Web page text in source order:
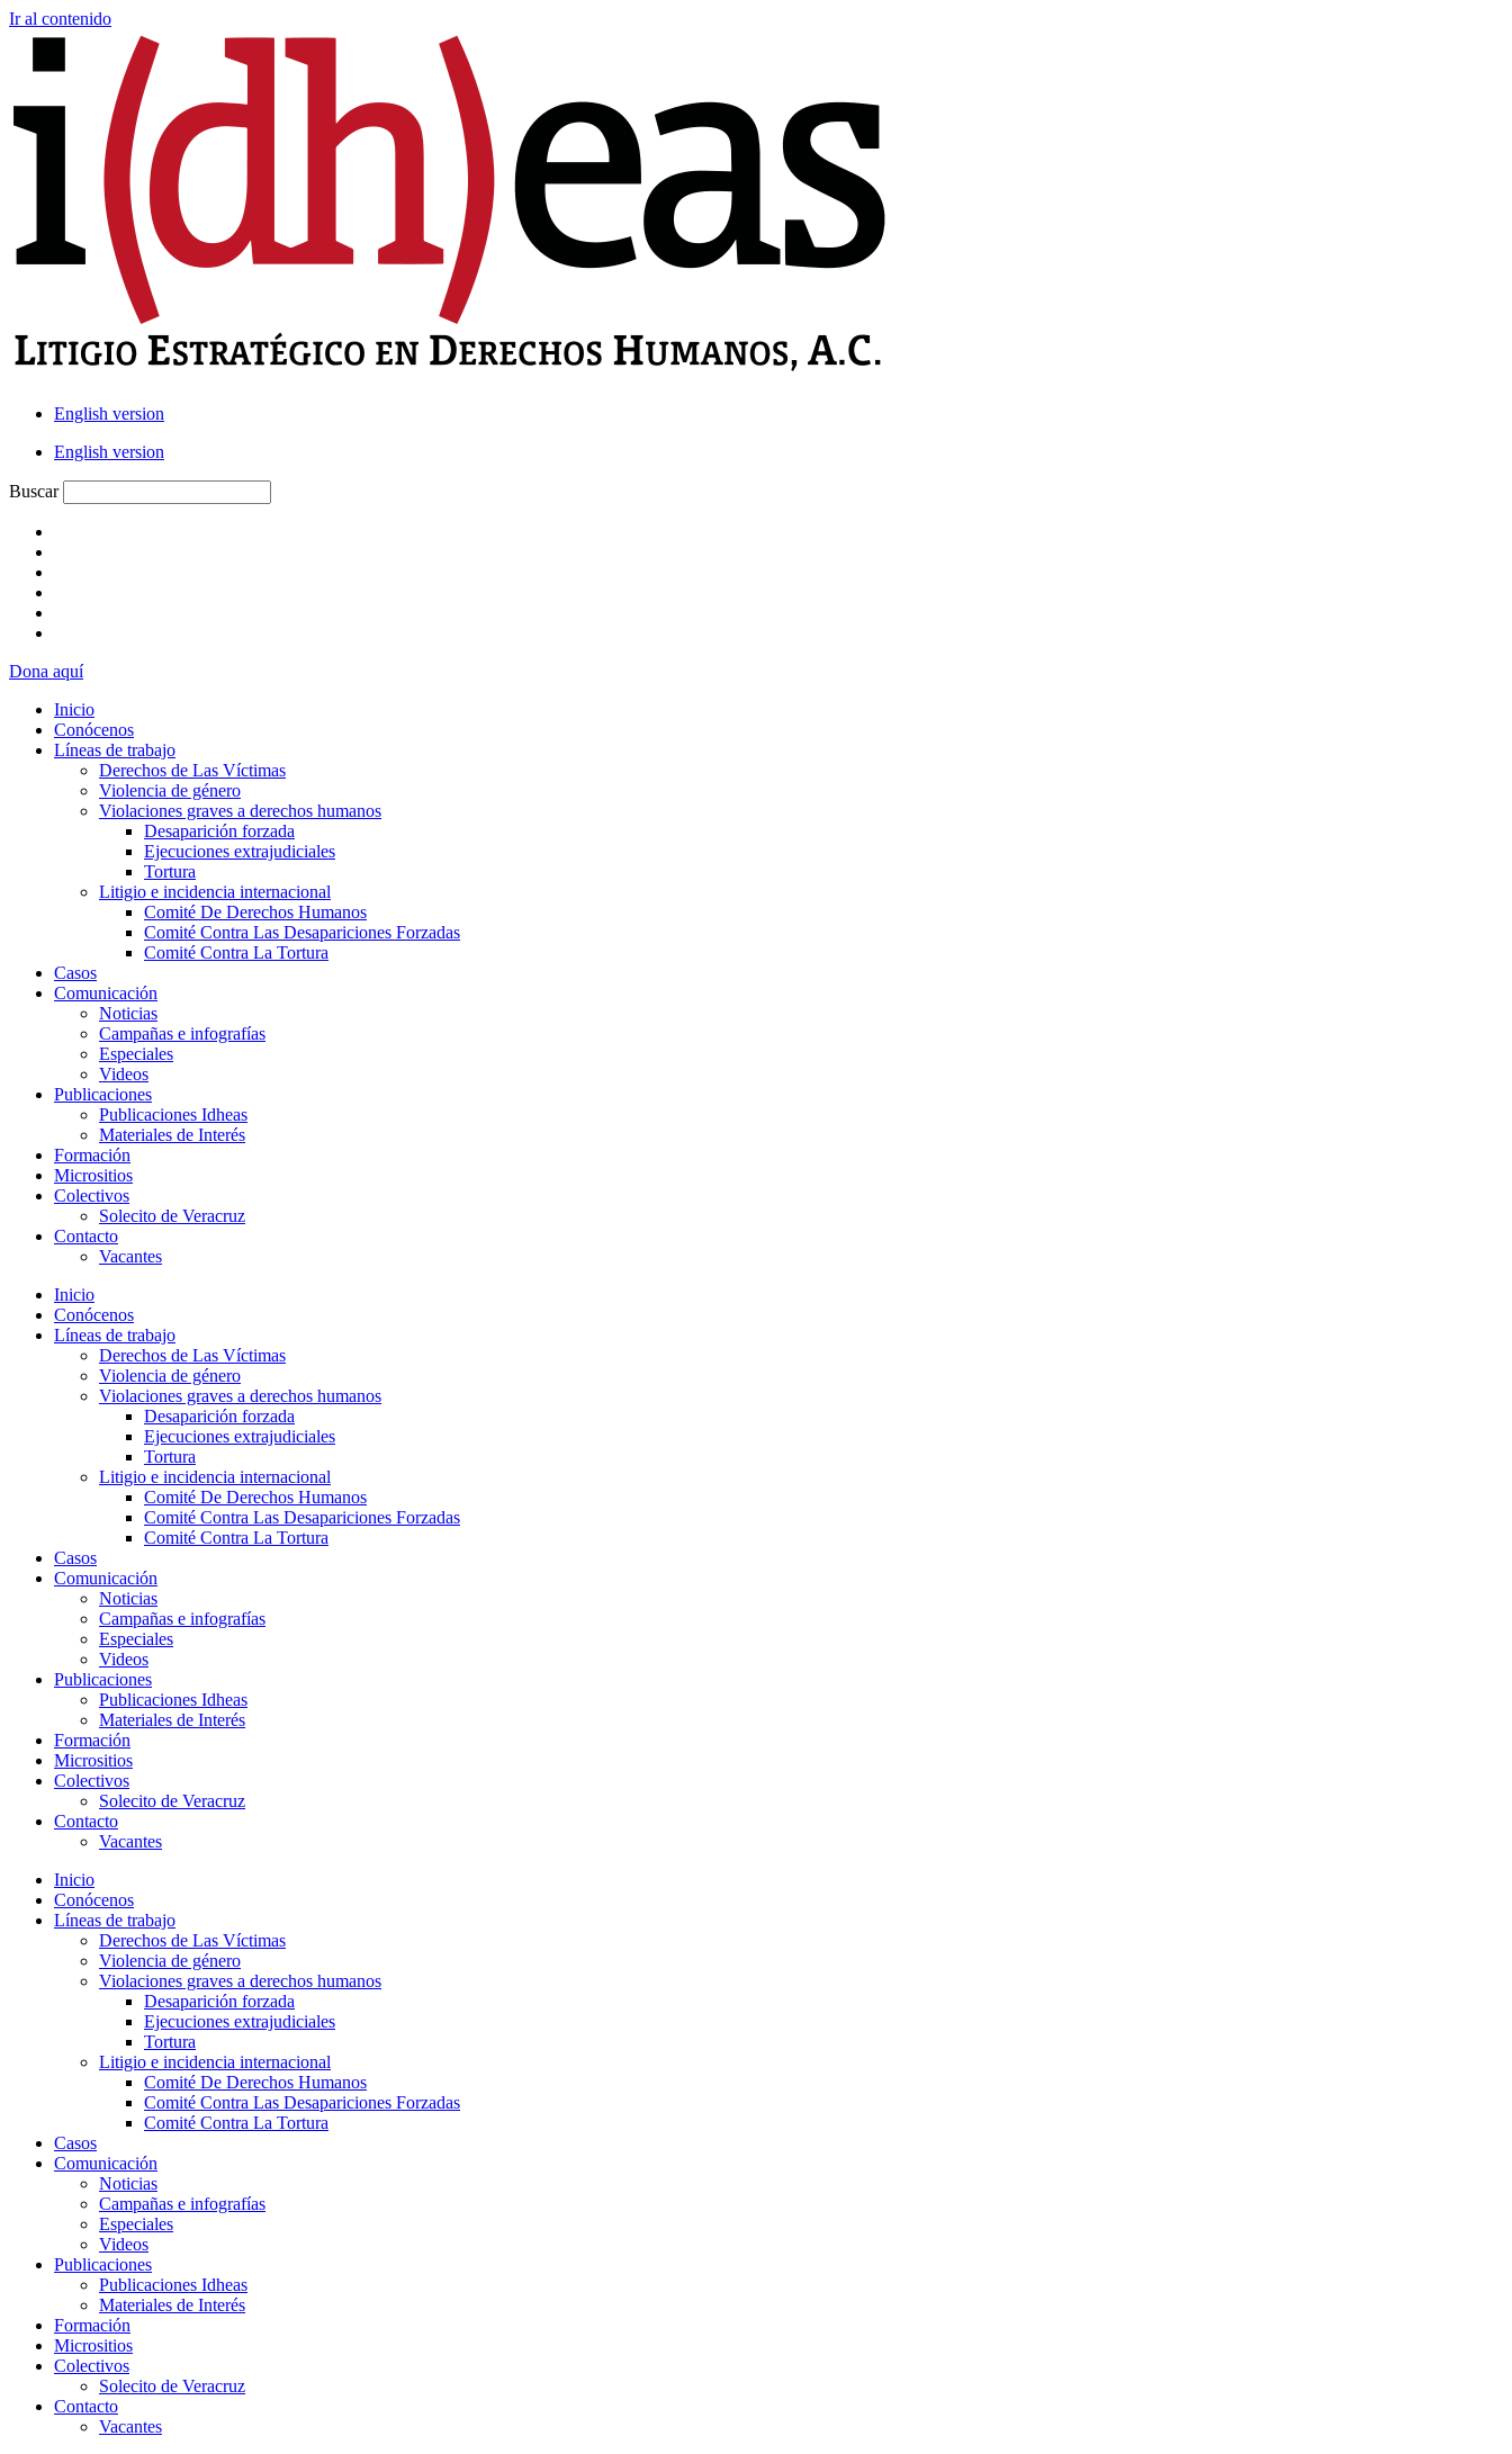
Ir al contenido
English version
English version
Buscar
Dona aquí
Inicio
Conócenos
Líneas de trabajo
Derechos de Las Víctimas
Violencia de género
Violaciones graves a derechos humanos
Desaparición forzada​
Ejecuciones extrajudiciales
Tortura
Litigio e incidencia internacional
Comité De Derechos Humanos​
Comité Contra Las Desapariciones Forzadas
Comité Contra La Tortura​
Casos
Comunicación
Noticias
Campañas e infografías
Especiales
Videos
Publicaciones
Publicaciones Idheas
Materiales de Interés
Formación
Micrositios
Colectivos
Solecito de Veracruz
Contacto
Vacantes
Inicio
Conócenos
Líneas de trabajo
Derechos de Las Víctimas
Violencia de género
Violaciones graves a derechos humanos
Desaparición forzada​
Ejecuciones extrajudiciales
Tortura
Litigio e incidencia internacional
Comité De Derechos Humanos​
Comité Contra Las Desapariciones Forzadas
Comité Contra La Tortura​
Casos
Comunicación
Noticias
Campañas e infografías
Especiales
Videos
Publicaciones
Publicaciones Idheas
Materiales de Interés
Formación
Micrositios
Colectivos
Solecito de Veracruz
Contacto
Vacantes
Inicio
Conócenos
Líneas de trabajo
Derechos de Las Víctimas
Violencia de género
Violaciones graves a derechos humanos
Desaparición forzada​
Ejecuciones extrajudiciales
Tortura
Litigio e incidencia internacional
Comité De Derechos Humanos​
Comité Contra Las Desapariciones Forzadas
Comité Contra La Tortura​
Casos
Comunicación
Noticias
Campañas e infografías
Especiales
Videos
Publicaciones
Publicaciones Idheas
Materiales de Interés
Formación
Micrositios
Colectivos
Solecito de Veracruz
Contacto
Vacantes